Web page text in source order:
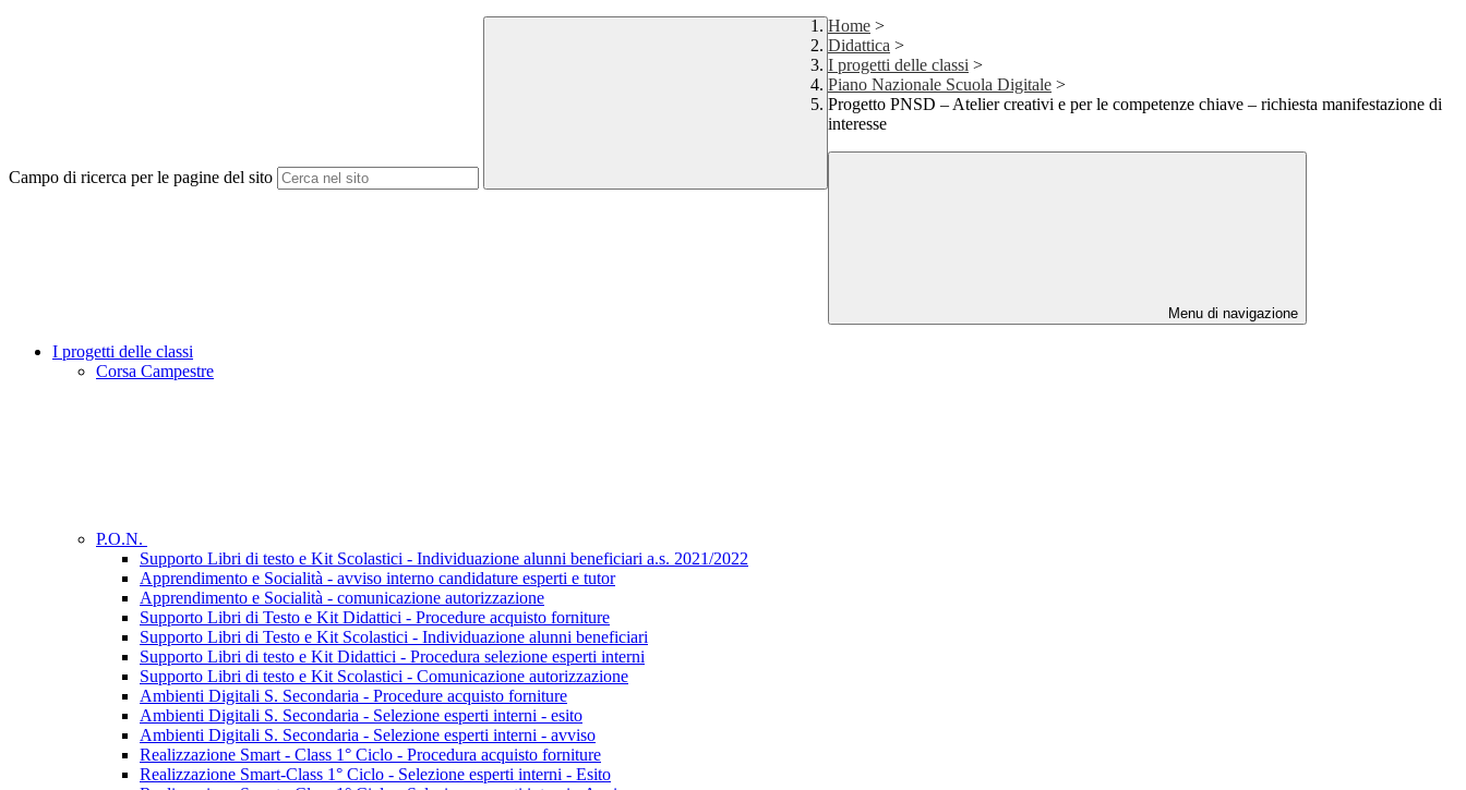
Campo di ricerca per le pagine del sito
Home >
Didattica >
I progetti delle classi >
Piano Nazionale Scuola Digitale >
Progetto PNSD – Atelier creativi e per le competenze chiave – richiesta manifestazione di
interesse
Menu di navigazione
I progetti delle classi
Corsa Campestre
P.O.N.
Supporto Libri di testo e Kit Scolastici - Individuazione alunni beneficiari a.s. 2021/2022
Apprendimento e Socialità - avviso interno candidature esperti e tutor
Apprendimento e Socialità - comunicazione autorizzazione
Supporto Libri di Testo e Kit Didattici - Procedure acquisto forniture
Supporto Libri di Testo e Kit Scolastici - Individuazione alunni beneficiari
Supporto Libri di testo e Kit Didattici - Procedura selezione esperti interni
Supporto Libri di testo e Kit Scolastici - Comunicazione autorizzazione
Ambienti Digitali S. Secondaria - Procedure acquisto forniture
Ambienti Digitali S. Secondaria - Selezione esperti interni - esito
Ambienti Digitali S. Secondaria - Selezione esperti interni - avviso
Realizzazione Smart - Class 1° Ciclo - Procedura acquisto forniture
Realizzazione Smart-Class 1° Ciclo - Selezione esperti interni - Esito